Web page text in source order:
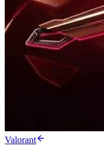
Valorant